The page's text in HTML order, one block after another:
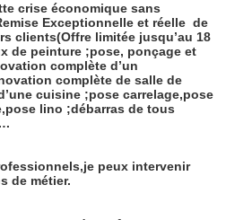
crise économique sans
Exceptionnelle et réelle de
clients(Offre limitée jusqu’au 18
de peinture ;pose, ponçage et
complète d’un
complète de salle de
cuisine ;pose carrelage,pose
lino ;débarras de tous
peux intervenir
de métier.